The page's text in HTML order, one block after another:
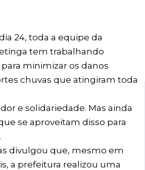
24, toda a equipe da
tem trabalhando
minimizar os danos
chuvas que atingiram toda
e solidariedade. Mas ainda
se aproveitam disso para
divulgou que, mesmo em
a prefeitura realizou uma